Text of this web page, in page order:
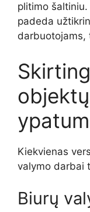
plitimo
padeda
darbuotojams,
Kiekvienas
valymo darbai
Biurų